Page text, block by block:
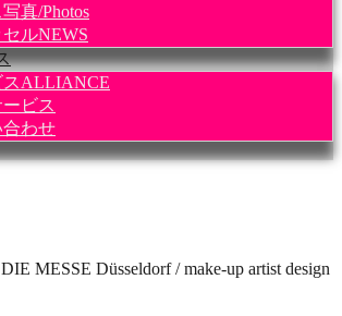
真/Photos
ルNEWS
スALLIANCE
ビス
わせ
MESSE Düsseldorf / make-up artist design